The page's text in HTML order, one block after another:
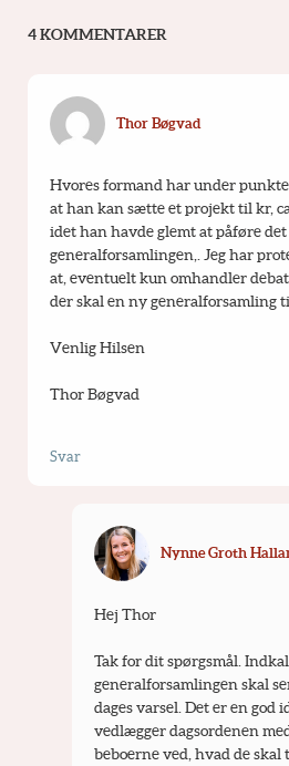
4 KOMMENTARER
Thor Bøgvad
Hvores formand har under
at han kan sætte et projekt til kr,
idet han havde glemt at påføre
generalforsamlingen,. Jeg har
at, eventuelt kun omhandler
der skal en ny generalforsamling
Venlig Hilsen
Thor Bøgvad
Svar
Nynne Groth
Hej Thor
Tak for dit spørgsmål.
generalforsamlingen skal
dages varsel. Det er en god
vedlægger dagsordenen
beboerne ved, hvad de skal